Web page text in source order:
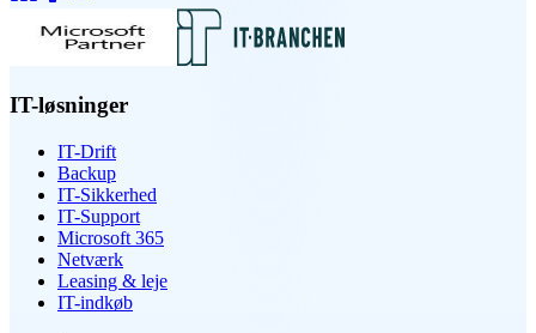
IT-løsninger
IT-Drift
Backup
IT-Sikkerhed
IT-Support
Microsoft 365
Netværk
Leasing & leje
IT-indkøb